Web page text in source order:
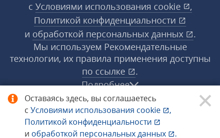
Оставаясь здесь, вы соглашаетесь
с Условиями использования cookie
,
Политикой конфиденциальности
и обработкой персональных данных .
с Условиями использования cookie
,
Политикой конфиденциальности
и обработкой персональных данных
.
Мы используем Рекомендательные
технологии, их правила применения доступны
по ссылке
.
Подробнее
© 1998−2026 «1С‑Рарус» ®. Все права
защищены.